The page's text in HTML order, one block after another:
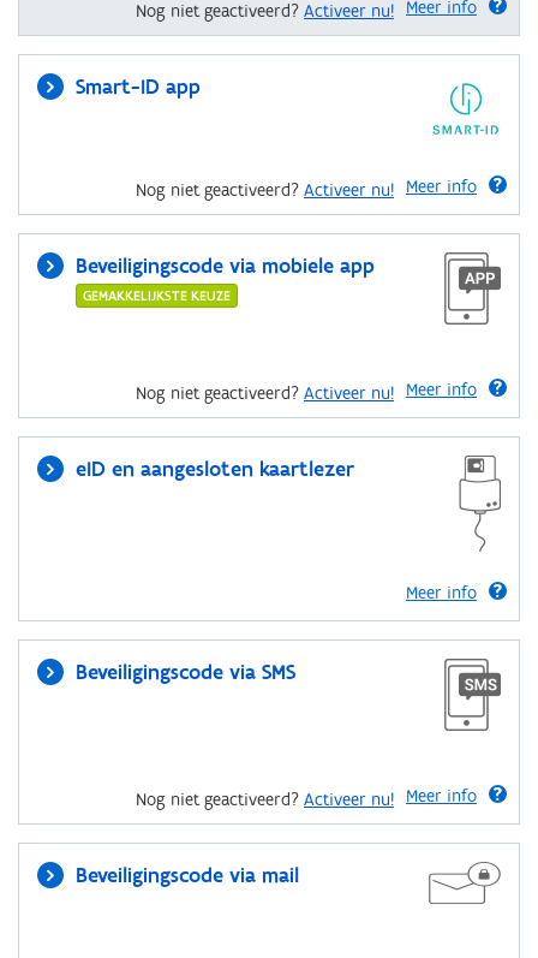
Meer info
Nog niet geactiveerd? Activeer nu!
Smart-ID app
Meer info
Nog niet geactiveerd? Activeer nu!
Beveiligingscode via mobiele app
GEMAKKELIJKSTE KEUZE
Meer info
Nog niet geactiveerd? Activeer nu!
eID en aangesloten kaartlezer
Meer info
Beveiligingscode via SMS
Meer info
Nog niet geactiveerd? Activeer nu!
Beveiligingscode via mail